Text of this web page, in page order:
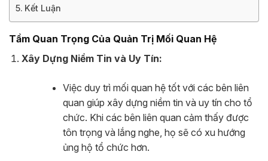
Kết Luận
Tầm Quan Trọng Của Quản Trị Mối Quan Hệ
Xây Dựng Niềm Tin và Uy Tín:
Việc duy trì mối quan hệ tốt với các bên liên
quan giúp xây dựng niềm tin và uy tín cho tổ
chức. Khi các bên liên quan cảm thấy được
tôn trọng và lắng nghe, họ sẽ có xu hướng
ủng hộ tổ chức hơn.